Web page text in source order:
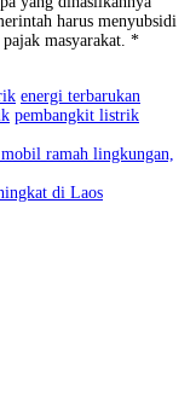
harus menyubsidi
masyarakat. *
energi terbarukan
pembangkit listrik
di Laos